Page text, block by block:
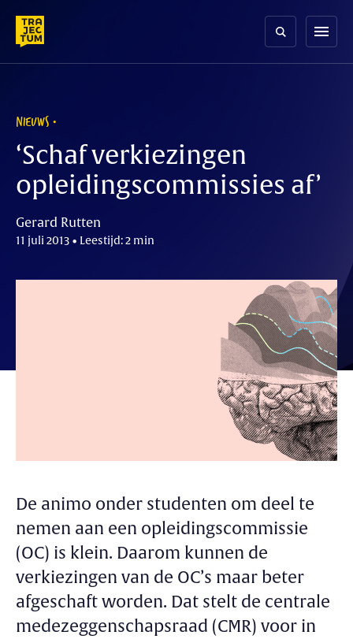
content
menu
NIEUWS
‘Schaf verkiezingen
opleidingscommissies af’
Gerard Rutten
11 juli 2013 • Leestijd: 2 min
De animo onder studenten om deel te
nemen aan een opleidingscommissie
(OC) is klein. Daarom kunnen de
verkiezingen van de OC’s maar beter
afgeschaft worden. Dat stelt de centrale
medezeggenschapsraad (CMR) voor in